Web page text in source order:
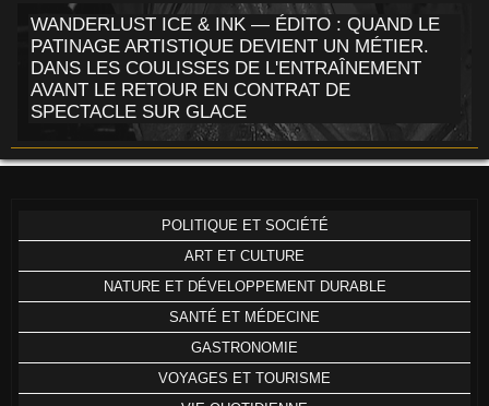
WANDERLUST ICE & INK — ÉDITO : QUAND LE
PATINAGE ARTISTIQUE DEVIENT UN MÉTIER.
DANS LES COULISSES DE L'ENTRAÎNEMENT
AVANT LE RETOUR EN CONTRAT DE
SPECTACLE SUR GLACE
POLITIQUE ET SOCIÉTÉ
ART ET CULTURE
NATURE ET DÉVELOPPEMENT DURABLE
SANTÉ ET MÉDECINE
GASTRONOMIE
VOYAGES ET TOURISME